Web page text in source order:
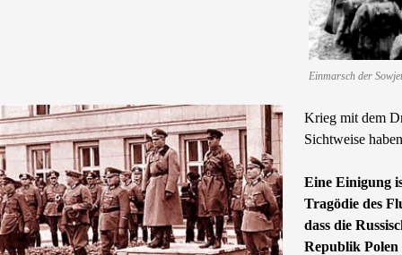
Einmarsch der
Krieg mit dem
Sichtweise
Eine Einigung
Tragödie des
dass die
Republik Polen